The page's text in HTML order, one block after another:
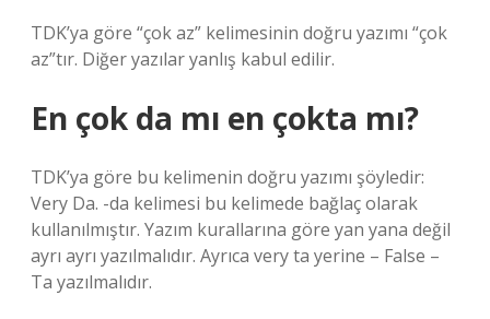
TDK’ya göre “çok az” kelimesinin doğru yazımı “çok
az”tır. Diğer yazılar yanlış kabul edilir.
En çok da mı en çokta mı?
TDK’ya göre bu kelimenin doğru yazımı şöyledir:
Very Da. -da kelimesi bu kelimede bağlaç olarak
kullanılmıştır. Yazım kurallarına göre yan yana değil
ayrı ayrı yazılmalıdır. Ayrıca very ta yerine – False –
Ta yazılmalıdır.